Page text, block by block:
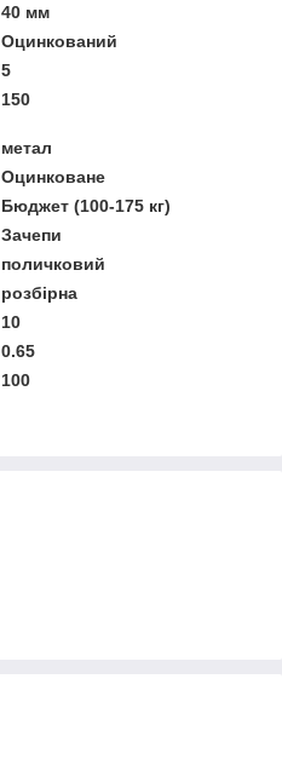
40 мм
Оцинкований
5
150
метал
Оцинковане
Бюджет (100-175 кг)
Зачепи
поличковий
розбірна
10
0.65
100